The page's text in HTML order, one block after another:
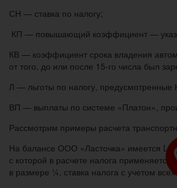
СН — ставка по налогу;
КП — повышающий коэффициент —
КВ — коэффициент срока владения
от того, до или после 15-го числа был
Л — льготы по налогу,
ВП — выплаты по системе «Платон»,
Рассмотрим примеры расчета
На балансе ООО «Ласточка» имеется
с которой в расчете налога
в размере ¼, ставка налога с учетом